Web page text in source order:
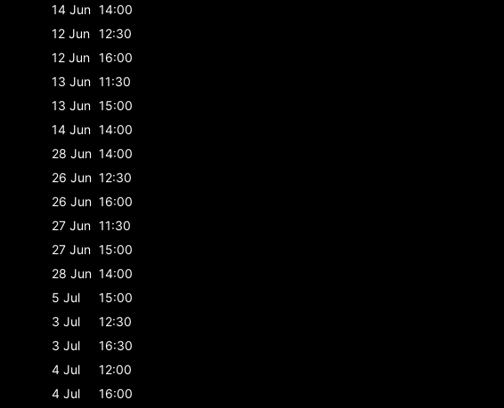
14 Jun 14:00
12 Jun 12:30
12 Jun 16:00
13 Jun 11:30
13 Jun 15:00
14 Jun 14:00
28 Jun 14:00
26 Jun 12:30
26 Jun 16:00
27 Jun 11:30
27 Jun 15:00
28 Jun 14:00
5 Jul
15:00
3 Jul
12:30
3 Jul
16:30
4 Jul
12:00
4 Jul
16:00